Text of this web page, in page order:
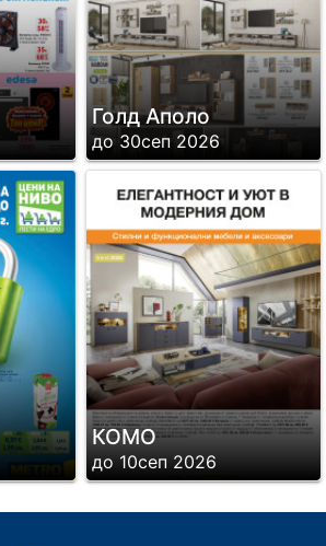
Голд Аполо
до 30сеп 2026
КОМО
до 10сеп 2026